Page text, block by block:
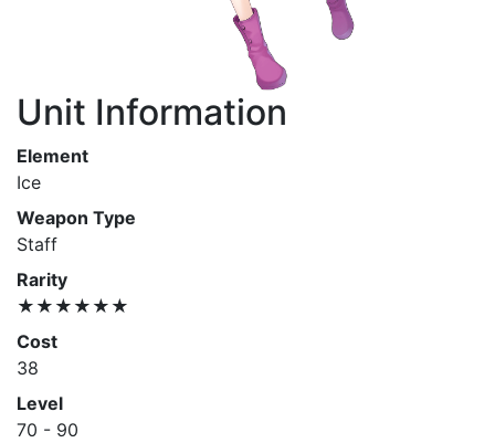
Unit Information
Element
Ice
Weapon Type
Staff
Rarity
★★★★★★
Cost
38
Level
70 - 90